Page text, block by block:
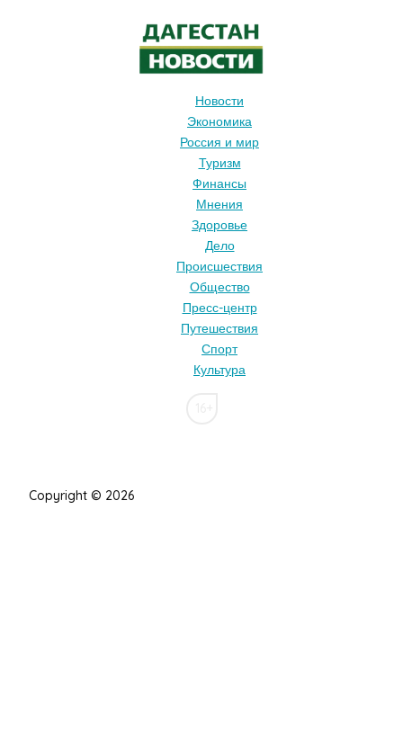
Новости
Экономика
Россия и мир
Туризм
Финансы
Мнения
Здоровье
Дело
Происшествия
Общество
Пресс-центр
Путешествия
Спорт
Культура
Copyright © 2026